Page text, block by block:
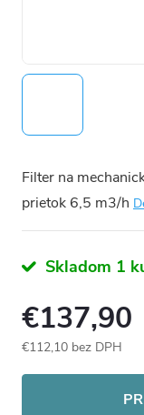
Filter na
prietok 6,5 m3/h
Skladom 1
€137,90
€112,10 bez DPH